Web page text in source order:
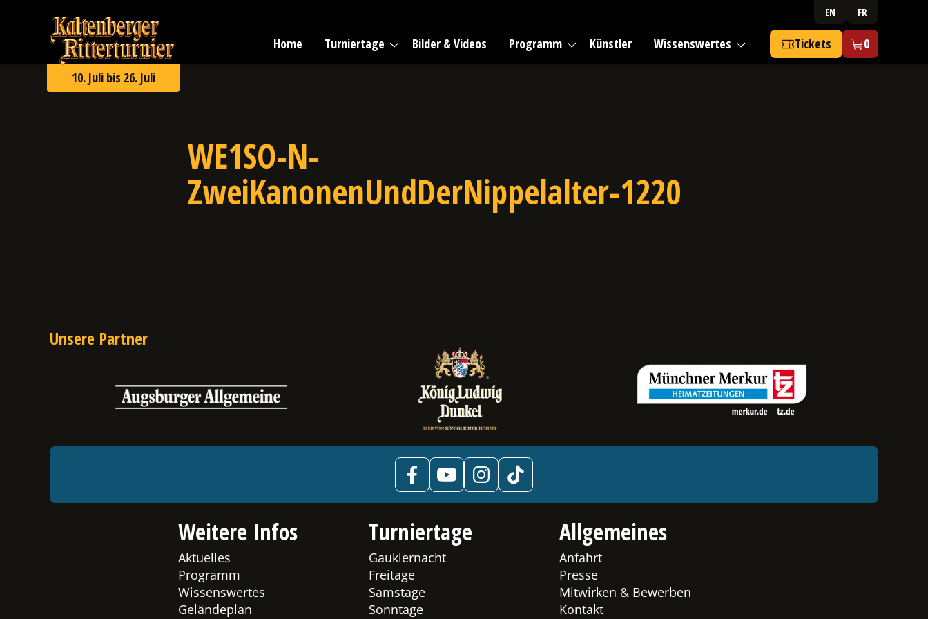
springen
Kaltenberger
Ritterturnier
2026
Home Turniertage Bilder & Videos Programm Künstler Wissenswertes
EN FR
Tickets 0
10. Juli bis 26. Juli
WE1SO-N-
ZweiKanonenUndDerNippelalter-1220
Unsere Partner
Weitere Infos
Aktuelles
Programm
Wissenswertes
Geländeplan
Turniertage
Gauklernacht
Freitage
Samstage
Sonntage
Allgemeines
Anfahrt
Presse
Mitwirken & Bewerben
Kontakt